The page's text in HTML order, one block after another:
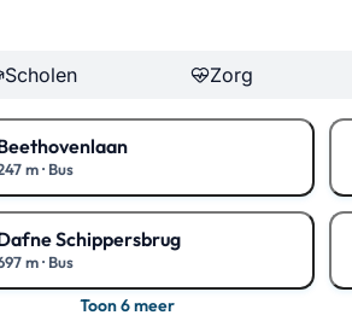
Scholen Zorg
m· Bus
op de kaart
Schippersbrug
m· Bus
op de kaart
Toon 6 meer